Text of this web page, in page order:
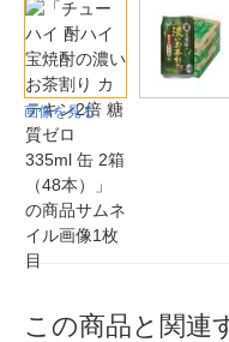
画像を見る
この商品と関連